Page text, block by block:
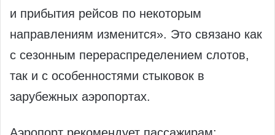
и прибытия рейсов по некоторым
направлениям изменится». Это связано как
с сезонным перераспределением слотов,
так и с особенностями стыковок в
зарубежных аэропортах.